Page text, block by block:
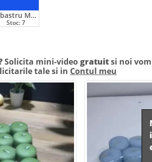
Albastru Marin
Stoc:7
Solicita mini-video gratuitsi noi
tale si in Contul meu